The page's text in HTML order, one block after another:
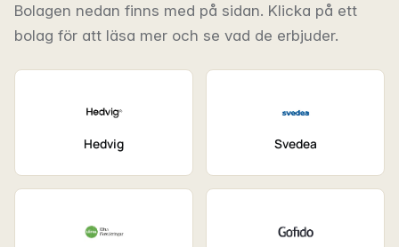
Bolagen nedan finns med på sidan. Klicka på ett
bolag för att läsa mer och se vad de erbjuder.
Hedvig Svedea